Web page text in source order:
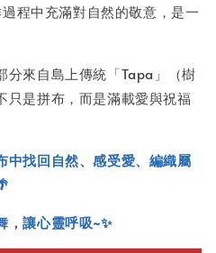
過程中充滿對自然的敬意，是一
分來自島上傳統「Tapa」（樹
只是拼布，而是滿載愛與祝福
中找回自然、感受愛、編織屬
，讓心靈呼吸~✨